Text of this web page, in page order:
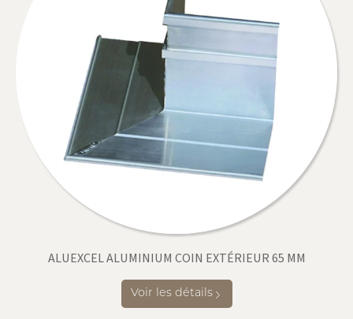
ALUEXCEL ALUMINIUM COIN EXTÉRIEUR 65 MM
Voir les détails